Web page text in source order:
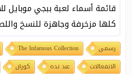
قائمة أسماء لعبة ببجي موبايل
كلها مزخرفة وجاهزة للنسخ
رسمي The Infamous Collection
الانفعالات
عبد نده كوران